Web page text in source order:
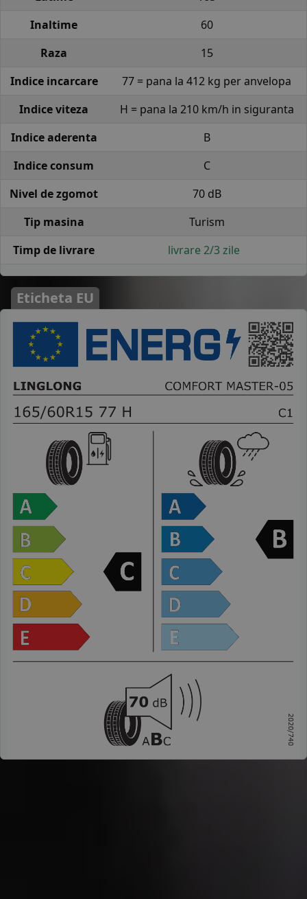
Inaltime
60
Raza
15
Indice incarcare
77 = pana la 412 kg per anvelopa
Indice viteza
H = pana la 210 km/h in siguranta
Indice aderenta
B
Indice consum
C
Nivel de zgomot
70 dB
Tip masina
Turism
Timp de livrare
livrare 2/3 zile
Eticheta EU